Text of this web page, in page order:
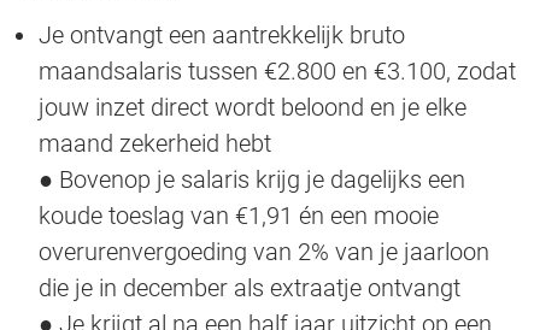
Je ontvangt een aantrekkelijk bruto
maandsalaris tussen €2.800 en €3.100, zodat
jouw inzet direct wordt beloond en je elke
maand zekerheid hebt
● Bovenop je salaris krijg je dagelijks een
koude toeslag van €1,91 én een mooie
overurenvergoeding van 2% van je jaarloon
die je in december als extraatje ontvangt
● Je krijgt al na een half jaar uitzicht op een